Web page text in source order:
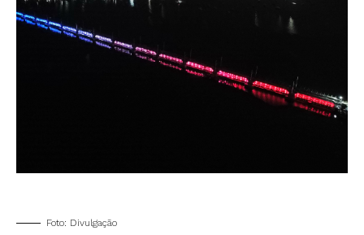
Foto: Divulgação